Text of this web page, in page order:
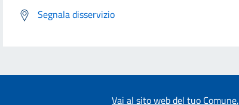
Segnala disservizio
Vai al sito web del tuo Comune.